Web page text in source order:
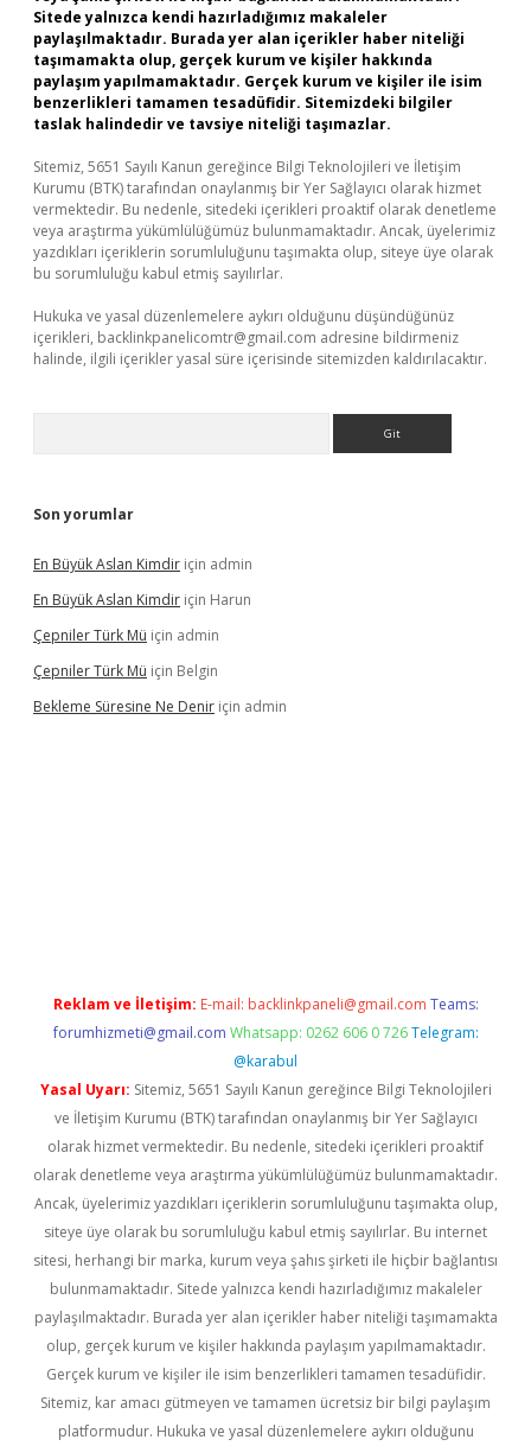
Sitede yalnızca kendi hazırladığımız makaleler
paylaşılmaktadır. Burada yer alan içerikler haber niteliği
taşımamakta olup, gerçek kurum ve kişiler hakkında
paylaşım yapılmamaktadır. Gerçek kurum ve kişiler ile isim
benzerlikleri tamamen tesadüfidir. Sitemizdeki bilgiler
taslak halindedir ve tavsiye niteliği taşımazlar.
Sitemiz, 5651 Sayılı Kanun gereğince Bilgi Teknolojileri ve İletişim
Kurumu (BTK) tarafından onaylanmış bir Yer Sağlayıcı olarak hizmet
vermektedir. Bu nedenle, sitedeki içerikleri proaktif olarak denetleme
veya araştırma yükümlülüğümüz bulunmamaktadır. Ancak, üyelerimiz
yazdıkları içeriklerin sorumluluğunu taşımakta olup, siteye üye olarak
bu sorumluluğu kabul etmiş sayılırlar.
Hukuka ve yasal düzenlemelere aykırı olduğunu düşündüğünüz
içerikleri, backlinkpanelicomtr@gmail.com adresine bildirmeniz
halinde, ilgili içerikler yasal süre içerisinde sitemizden kaldırılacaktır.
Son yorumlar
En Büyük Aslan Kimdir için admin
En Büyük Aslan Kimdir için Harun
Çepniler Türk Mü için admin
Çepniler Türk Mü için Belgin
Bekleme Süresine Ne Denir için admin
Reklam ve İletişim: E-mail: backlinkpaneli@gmail.com Teams:
forumhizmeti@gmail.com Whatsapp: 0262 606 0 726 Telegram:
@karabul
Yasal Uyarı: Sitemiz, 5651 Sayılı Kanun gereğince Bilgi Teknolojileri
ve İletişim Kurumu (BTK) tarafından onaylanmış bir Yer Sağlayıcı
olarak hizmet vermektedir. Bu nedenle, sitedeki içerikleri proaktif
olarak denetleme veya araştırma yükümlülüğümüz bulunmamaktadır.
Ancak, üyelerimiz yazdıkları içeriklerin sorumluluğunu taşımakta olup,
siteye üye olarak bu sorumluluğu kabul etmiş sayılırlar. Bu internet
sitesi, herhangi bir marka, kurum veya şahıs şirketi ile hiçbir bağlantısı
bulunmamaktadır. Sitede yalnızca kendi hazırladığımız makaleler
paylaşılmaktadır. Burada yer alan içerikler haber niteliği taşımamakta
olup, gerçek kurum ve kişiler hakkında paylaşım yapılmamaktadır.
Gerçek kurum ve kişiler ile isim benzerlikleri tamamen tesadüfidir.
Sitemiz, kar amacı gütmeyen ve tamamen ücretsiz bir bilgi paylaşım
platformudur. Hukuka ve yasal düzenlemelere aykırı olduğunu